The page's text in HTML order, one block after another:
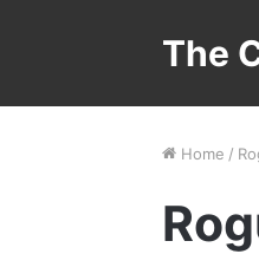
The
Home /